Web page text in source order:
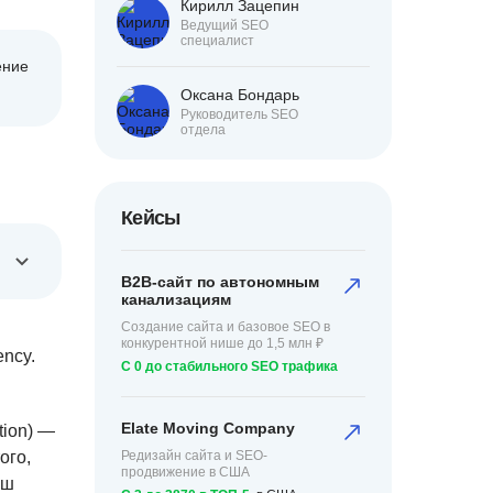
—
Кирилл Зацепин
Ведущий SEO
специалист
Оксана Бондарь
Руководитель SEO
отдела
Кейсы
B2B-сайт по автономным
канализациям
Создание сайта и базовое SEO в
конкурентной нише до 1,5 млн ₽
С 0 до стабильного SEO трафика
Elate Moving Company
Редизайн сайта и SEO-
продвижение в США